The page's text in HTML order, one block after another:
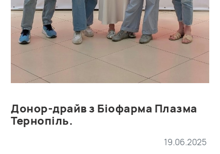
Донор-драйв з Біофарма Плазма
Тернопіль.
19.06.2025